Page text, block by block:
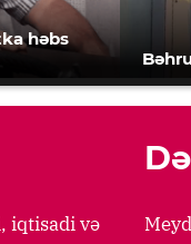
həbs
iqtisadi və